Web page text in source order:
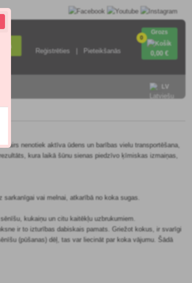
Reģistrēties Pieteikšanās
0
Grozs
0,00 €
LV
nenotiek aktīva ūdens un barības vielu transportēšana,
kura laikā šūnu sienas piedzīvo ķīmiskas izmaiņas,
vai melnai, atkarībā no koka sugas.
kukaiņu un citu kaitēkļu uzbrukumiem.
ir to izturības dabiskais pamats. Griežot kokus, ir svarīgi
(pūšanas) dēļ, tas var liecināt par koka vājumu. Šādā